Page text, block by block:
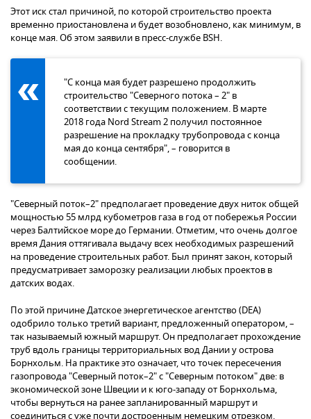
Этот иск стал причиной, по которой строительство проекта
временно приостановлена и будет возобновлено, как минимум, в
конце мая. Об этом заявили в пресс-службе BSH.
"С конца мая будет разрешено продолжить
строительство "Северного потока – 2" в
соответствии с текущим положением. В марте
2018 года Nord Stream 2 получил постоянное
разрешение на прокладку трубопровода с конца
мая до конца сентября", – говорится в
сообщении.
"Северный поток–2" предполагает проведение двух ниток общей
мощностью 55 млрд кубометров газа в год от побережья России
через Балтийское море до Германии. Отметим, что очень долгое
время Дания оттягивала выдачу всех необходимых разрешений
на проведение строительных работ. Был принят закон, который
предусматривает заморозку реализации любых проектов в
датских водах.
По этой причине Датское энергетическое агентство (DEA)
одобрило только третий вариант, предложенный оператором, –
так называемый южный маршрут. Он предполагает прохождение
труб вдоль границы территориальных вод Дании у острова
Борнхольм. На практике это означает, что точек пересечения
газопровода "Северный поток–2" с "Северным потоком" две: в
экономической зоне Швеции и к юго-западу от Борнхольма,
чтобы вернуться на ранее запланированный маршрут и
соединиться с уже почти достроенным немецким отрезком.